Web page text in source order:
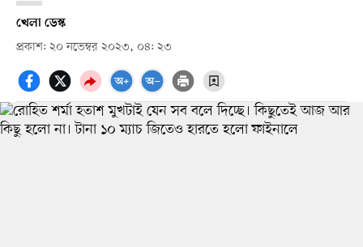
খেলা ডেস্ক
প্রকাশ: ২০ নভেম্বর ২০২৩, ০৪: ২৩